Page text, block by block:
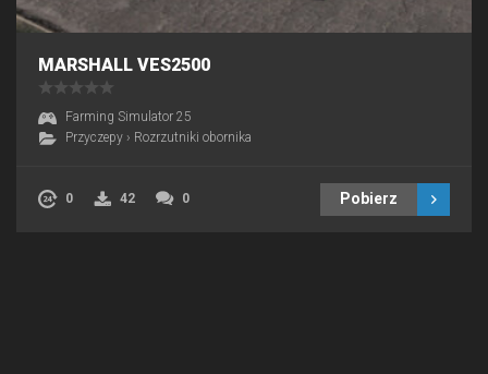
MARSHALL VES2500
Farming Simulator 25
Przyczepy › Rozrzutniki obornika
0 42 0 Pobierz